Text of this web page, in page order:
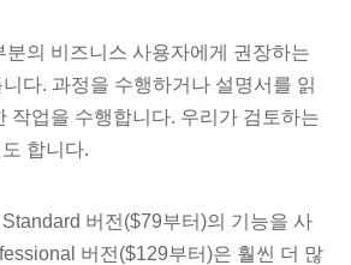
분의 비즈니스 사용자에게 권장하는
다. 과정을 수행하거나 설명서를 읽
작업을 수행합니다. 우리가 검토하는
합니다.
버전($79부터)의 기능을 사
버전($129부터)은 훨씬 더 많